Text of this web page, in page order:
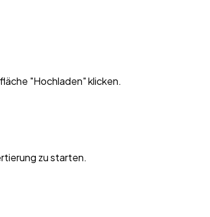
"Hochladen" klicken.
zu starten.